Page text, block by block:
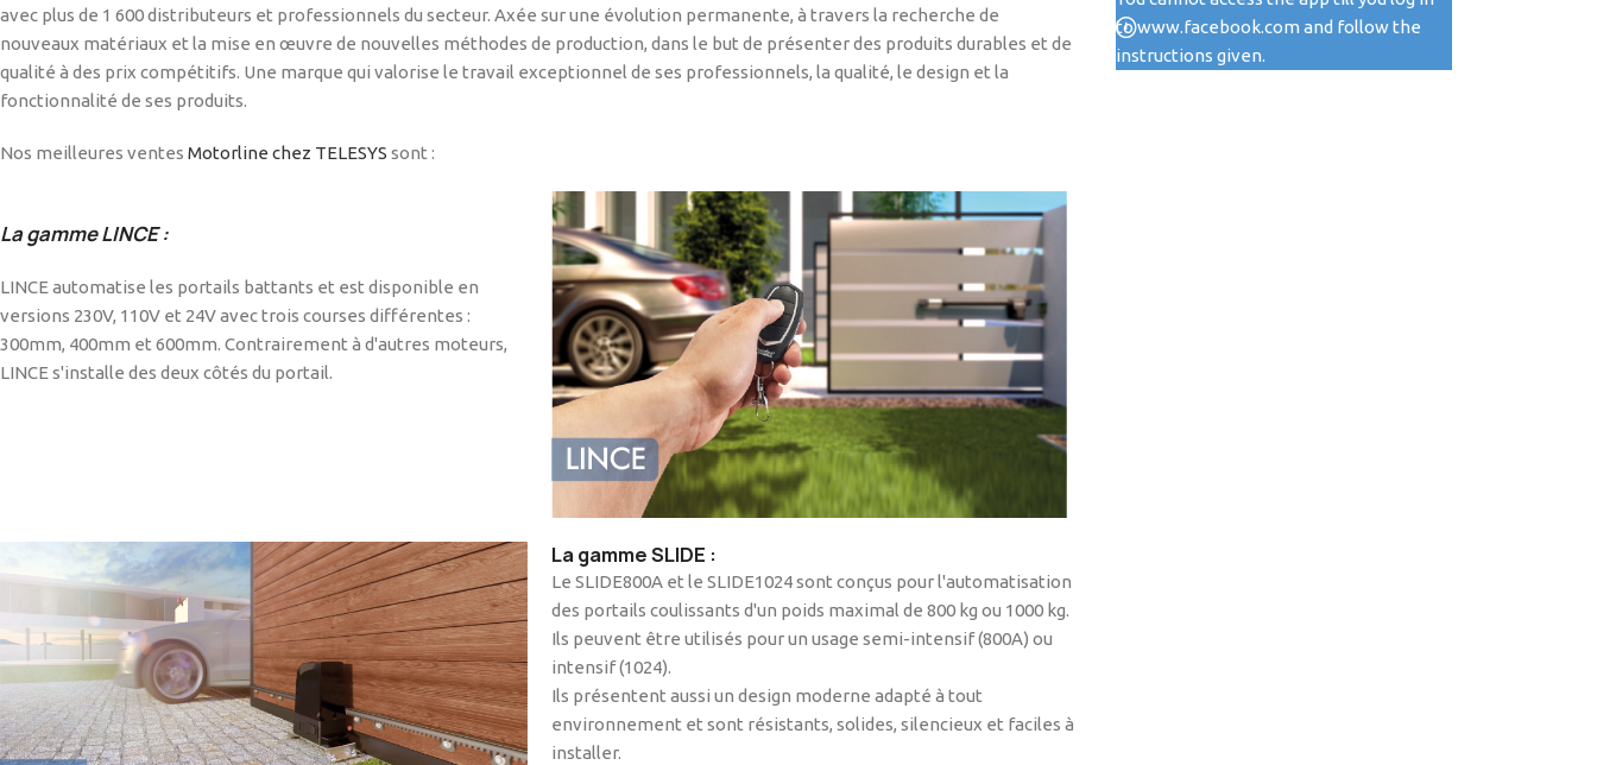
avec plus de 1 600 distributeurs et professionnels du secteur. Axée sur une évolution permanente, à travers la recherche de
nouveaux matériaux et la mise en œuvre de nouvelles méthodes de production, dans le but de présenter des produits durables et de
qualité à des prix compétitifs. Une marque qui valorise le travail exceptionnel de ses professionnels, la qualité, le design et la
fonctionnalité de ses produits.
Nos meilleures ventes Motorline chez TELESYS sont :
La gamme LINCE :
LINCE automatise les portails battants et est disponible en
versions 230V, 110V et 24V avec trois courses différentes :
300mm, 400mm et 600mm. Contrairement à d'autres moteurs,
LINCE s'installe des deux côtés du portail.
La gamme SLIDE :
Le SLIDE800A et le SLIDE1024 sont conçus pour l'automatisation
des portails coulissants d'un poids maximal de 800 kg ou 1000 kg.
Ils peuvent être utilisés pour un usage semi-intensif (800A) ou
intensif (1024).
Ils présentent aussi un design moderne adapté à tout
environnement et sont résistants, solides, silencieux et faciles à
installer.
to www.facebook.com and follow the
instructions given.